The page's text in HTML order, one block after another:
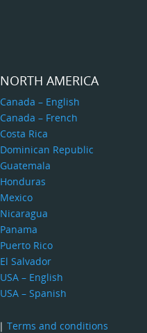
NORTH AMERICA
Canada – English
Canada – French
Costa Rica
Dominican Republic
Guatemala
Honduras
Mexico
Nicaragua
Panama
Puerto Rico
El Salvador
USA – English
USA – Spanish
|Terms and conditions